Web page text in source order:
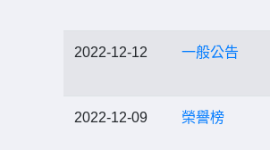
2022-12-12 一般公告
2022-12-09 榮譽榜